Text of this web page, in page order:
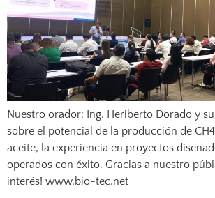
Nuestro orador: Ing. Heriberto Dorado y
sobre el potencial de la producción de
aceite, la experiencia en proyectos
operados con éxito. Gracias a nuestro
interés! www.bio-tec.net